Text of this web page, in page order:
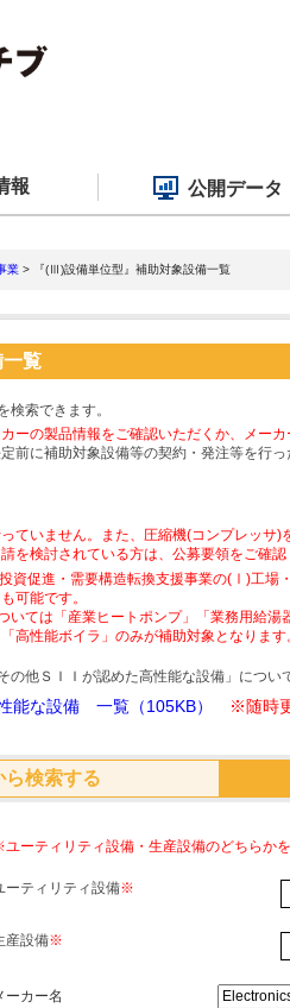
報 公開データ
業 > 『(Ⅲ)設備単位型』補助対象設備一覧
一覧
検索できます。
ーの製品情報をご確認いただくか、メーカ
前に補助対象設備等の契約・発注等を行
ていません。また、圧縮機(コンプレッサ
を検討されている方は、公募要領をご確認
資促進・需要構造転換支援事業の(Ⅰ)工場
可能です。
ては「産業ヒートポンプ」「業務用給湯
高性能ボイラ」のみが補助対象となります
他ＳＩＩが認めた高性能な設備」につい
能な設備 一覧（105KB） ※随時
ら検索する
ーティリティ設備・生産設備のどちらか
ーティリティ設備※
産設備※
ーカー名